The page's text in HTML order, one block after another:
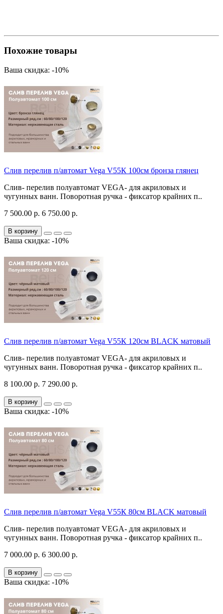
Похожие товары
Ваша скидка: -10%
Слив перелив п/автомат Vega V55К 100см бронза глянец
Слив- перелив полуавтомат VEGA- для акриловых и
чугунных ванн. Поворотная ручка - фиксатор крайних п..
7 500.00 р. 6 750.00 р.
В корзину
Ваша скидка: -10%
Слив перелив п/автомат Vega V55К 120см BLACK матовый
Слив- перелив полуавтомат VEGA- для акриловых и
чугунных ванн. Поворотная ручка - фиксатор крайних п..
8 100.00 р. 7 290.00 р.
В корзину
Ваша скидка: -10%
Слив перелив п/автомат Vega V55К 80см BLACK матовый
Слив- перелив полуавтомат VEGA- для акриловых и
чугунных ванн. Поворотная ручка - фиксатор крайних п..
7 000.00 р. 6 300.00 р.
В корзину
Ваша скидка: -10%